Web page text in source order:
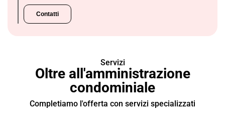
Contatti
Servizi
Oltre all'amministrazione
condominiale
Completiamo l'offerta con servizi specializzati